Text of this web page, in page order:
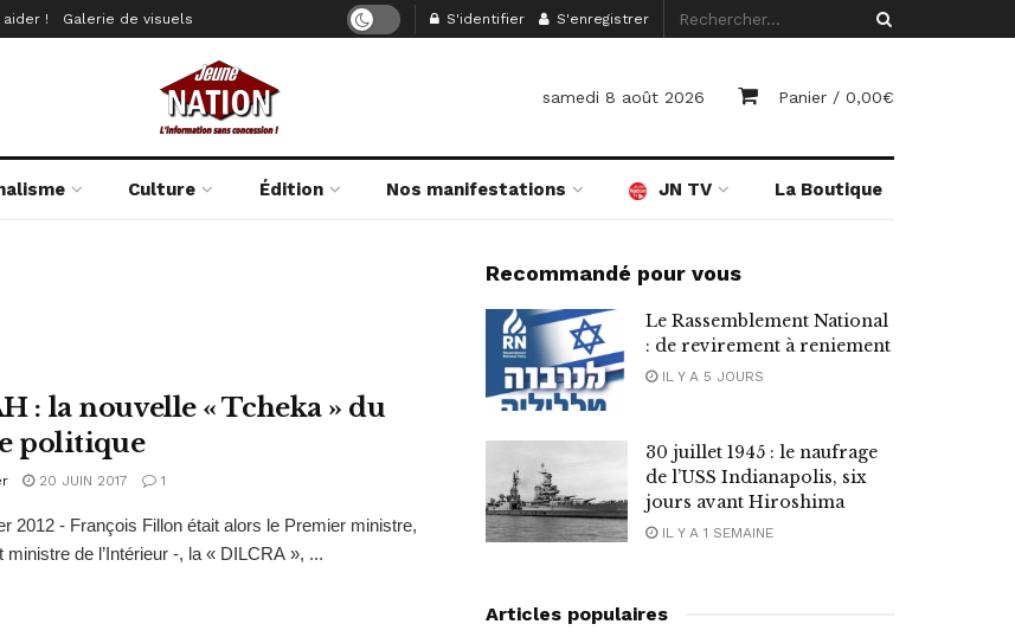
aider ! Galerie de visuels S'identifier S'enregistrer
samedi 8 août 2026 Panier / 0,00€
Culture Édition Nos manifestations JN TV La Boutique
: la nouvelle « Tcheka » du
politique
20 JUIN 2017 1
2012 - François Fillon était alors le Premier ministre,
ministre de l’Intérieur -, la « DILCRA », ...
Recommandé pour vous
Le Rassemblement National
: de revirement à reniement
IL Y A 5 JOURS
30 juillet 1945 : le naufrage
de l’USS Indianapolis, six
jours avant Hiroshima
IL Y A 1 SEMAINE
Articles populaires